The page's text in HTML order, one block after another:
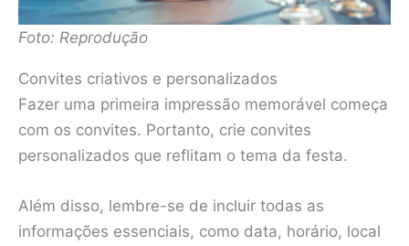
Foto: Reprodução
Convites criativos e personalizados
Fazer uma primeira impressão memorável começa
com os convites. Portanto, crie convites
personalizados que reflitam o tema da festa.
Além disso, lembre-se de incluir todas as
informações essenciais, como data, horário, local